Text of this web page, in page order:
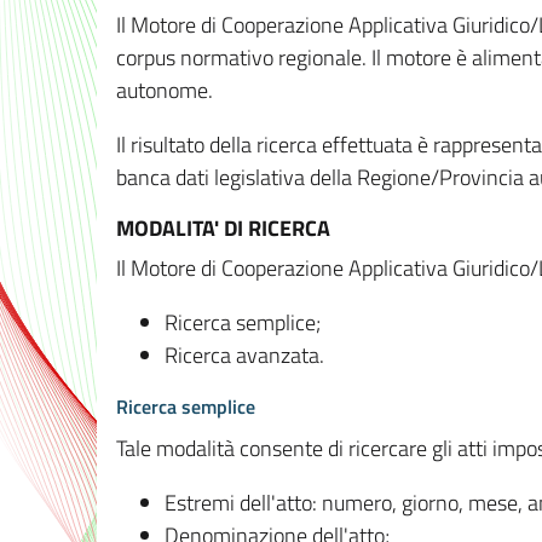
Il Motore di Cooperazione Applicativa
corpus normativo regionale. Il motore è
autonome.
Il risultato della ricerca effettuata è
banca dati legislativa della Regione/Provincia
MODALITA' DI RICERCA
Il Motore di Cooperazione Applicativa
Ricerca semplice;
Ricerca avanzata.
Ricerca semplice
Tale modalità consente di ricercare gli atti
Estremi dell'atto: numero, giorno, mese,
Denominazione dell'atto;